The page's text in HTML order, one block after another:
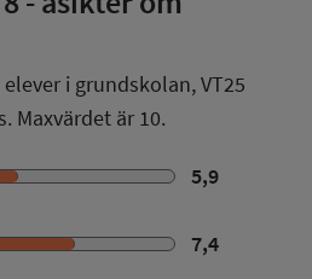
elever i grundskolan,VT25
Maxvärdet är 10.
5,9
7,4